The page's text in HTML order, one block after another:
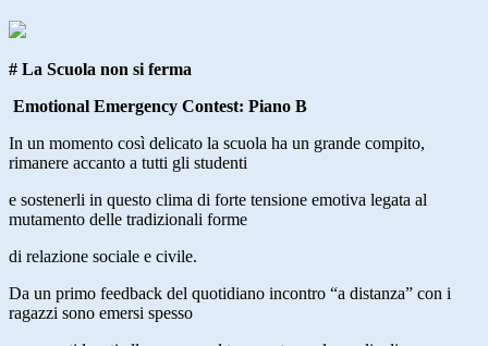
# La Scuola non si ferma
Emotional Emergency Contest: Piano B
In un momento così delicato la scuola ha un grande compito,
rimanere accanto a tutti gli studenti
e sostenerli in questo clima di forte tensione emotiva legata al
mutamento delle tradizionali forme
di relazione sociale e civile.
Da un primo feedback del quotidiano incontro “a distanza” con i
ragazzi sono emersi spesso